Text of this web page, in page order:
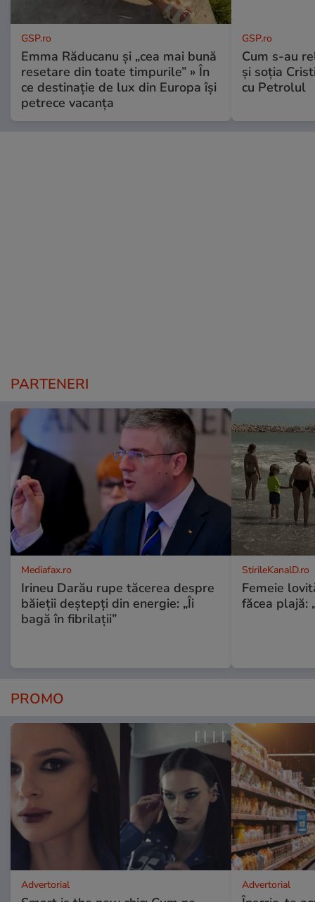
GSP.ro
Emma Răducanu și „cea mai bună
resetare din toate timpurile” » În
ce destinație de lux din Europa își
petrece vacanța
GSP.ro
Cum s-au
și soția
cu Petrolul
PARTENERI
Mediafax.ro
Irineu Darău rupe tăcerea despre
băieții deștepți din energie: „Îi
bagă în fibrilații”
StirileKanalD.ro
Femeie
făcea plajă:
PROMO
Advertorial Advertorial